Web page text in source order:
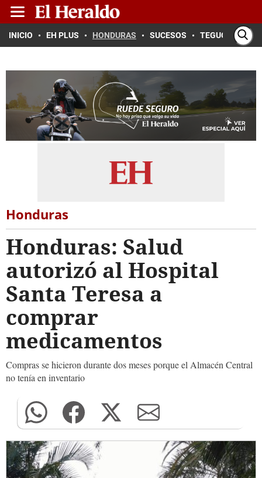
INICIO EH PLUS HONDURAS SUCESOS TEGUCIGALPA
Honduras
Honduras: Salud
autorizó al Hospital
Santa Teresa a
comprar
medicamentos
Compras se hicieron durante dos meses porque el Almacén Central
no tenía en inventario